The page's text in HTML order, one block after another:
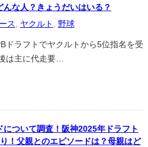
な人？きょうだいはいる？
ス ヤクルト 野球
ドラフトでヤクルトから5位指名を受
は主に代走要…
ついて調査！阪神2025年ドラフト
！父親とのエピソードは？母親はど